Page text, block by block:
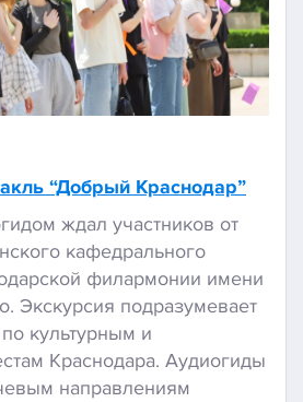
“Добрый Краснодар”
ждал участников от
кафедрального
филармонии имени
Экскурсия подразумевает
культурным и
Краснодара. Аудиогиды
направлениям